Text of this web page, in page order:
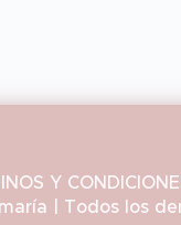
Y
| Todos los